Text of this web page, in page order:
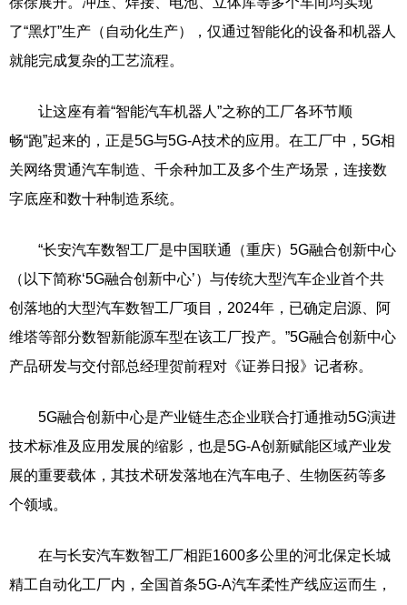
了“黑灯”生产（自动化生产），仅通过智能化的设备和机器人
就能完成复杂的工艺流程。
让这座有着“智能汽车机器人”之称的工厂各环节顺
畅“跑”起来的，正是5G与5G-A技术的应用。在工厂中，5G相
关网络贯通汽车制造、千余种加工及多个生产场景，连接数
字底座和数十种制造系统。
“长安汽车数智工厂是中国联通（重庆）5G融合创新中心
（以下简称‘5G融合创新中心’）与传统大型汽车企业首个共
创落地的大型汽车数智工厂项目，2024年，已确定启源、阿
维塔等部分数智新能源车型在该工厂投产。”5G融合创新中心
产品研发与交付部总经理贺前程对《证券日报》记者称。
5G融合创新中心是产业链生态企业联合打通推动5G演进
技术标准及应用发展的缩影，也是5G-A创新赋能区域产业发
展的重要载体，其技术研发落地在汽车电子、生物医药等多
个领域。
在与长安汽车数智工厂相距1600多公里的河北保定长城
精工自动化工厂内，全国首条5G-A汽车柔性产线应运而生，